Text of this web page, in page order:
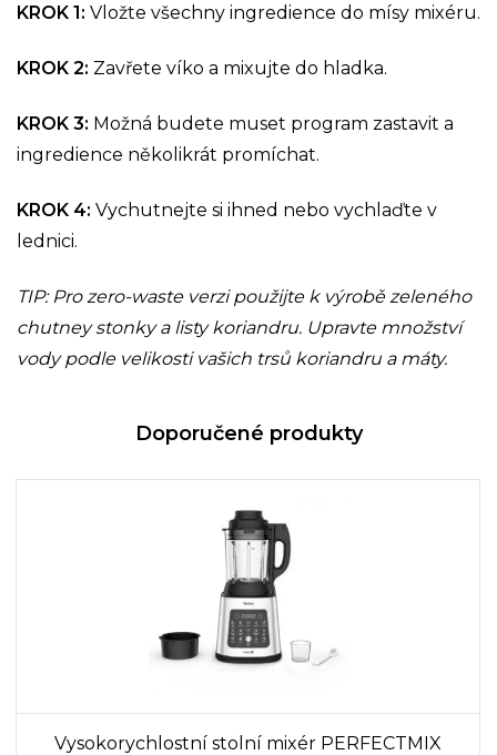
KROK 1: Vložte všechny ingredience do mísy mixéru.
KROK 2: Zavřete víko a mixujte do hladka.
KROK 3: Možná budete muset program zastavit a
ingredience několikrát promíchat.
KROK 4: Vychutnejte si ihned nebo vychlaďte v
lednici.
TIP: Pro zero-waste verzi použijte k výrobě zeleného
chutney stonky a listy koriandru. Upravte množství
vody podle velikosti vašich trsů koriandru a máty.
Doporučené produkty
Vysokorychlostní stolní mixér PERFECTMIX